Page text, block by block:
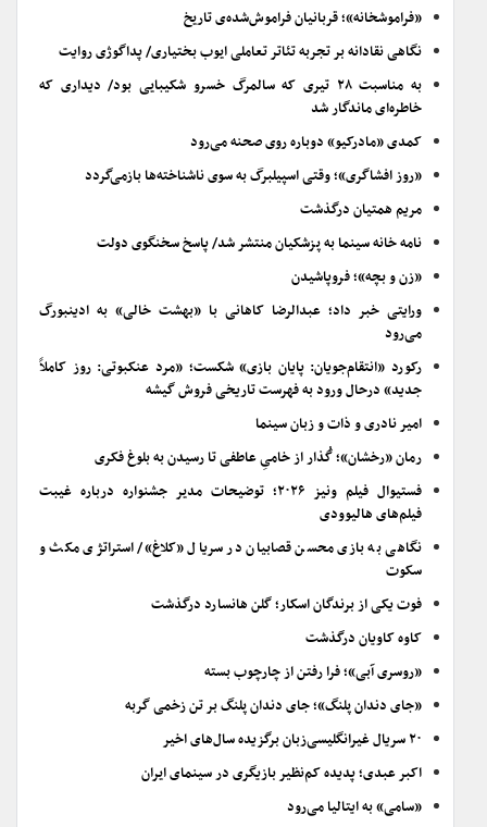
«فراموشخانه»؛ قربانیان فراموش‌شده‌ی تاریخ
نگاهی نقادانه بر تجربه تئاتر تعاملی ایوب بختیاری/ پداگوژی روایت
به مناسبت ۲۸ تیری که سالمرگ خسرو شکیبایی بود/ دیداری که
خاطره‌ای ماندگار شد
کمدی «مادرکیو» دوباره روی صحنه می‌رود
«روز افشاگری»؛ وقتی اسپیلبرگ به سوی ناشناخته‌ها بازمی‌گردد
مریم همتیان درگذشت
نامه خانه سینما به پزشکیان منتشر شد/ پاسخ سخنگوی دولت
«زن و بچه»؛ فروپاشیدن
ورایتی خبر داد؛ عبدالرضا کاهانی با «بهشت خالی» به ادینبورگ
می‌رود
رکورد «انتقام‌جویان: پایان بازی» شکست؛ «مرد عنکبوتی: روز کاملاً
جدید» درحال ورود به فهرست تاریخی فروش گیشه
امیر نادری و ذات و زبان سینما
رمان «رخشان»؛ گُذار از خامیِ عاطفی تا رسیدن به بلوغ فکری
فستیوال فیلم ونیز ۲۰۲۶؛ توضیحات مدیر جشنواره درباره غیبت
فیلم‌های هالیوودی
نگاهی به بازی محسن قصابیان در سریال «کلاغ»/ استراتژی مکث و
سکوت
فوت یکی از برندگان اسکار؛ گلن هانسارد درگذشت
کاوه کاویان درگذشت
«روسری آبی»؛ فرا رفتن از چارچوب بسته
«جای دندان پلنگ»؛ جای دندان پلنگ بر تن زخمی گربه
۲۰ سریال غیرانگلیسی‌زبان برگزیده سال‌های اخیر
اکبر عبدی؛ پدیده کم‌نظیر بازیگری در سینمای ایران
«سامی» به ایتالیا می‌رود